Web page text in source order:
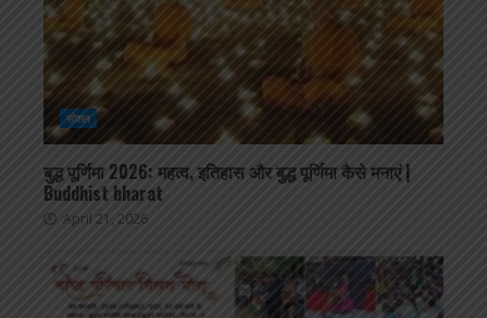
सोशल
बुद्ध पूर्णिमा 2026: महत्व, इतिहास और बुद्ध पूर्णिमा कैसे मनाएं |
Buddhist bharat
April 21, 2026